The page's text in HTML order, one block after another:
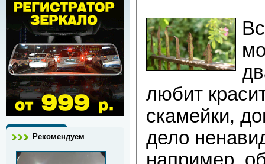
Рекомендуем
любит
скамейки,
дело